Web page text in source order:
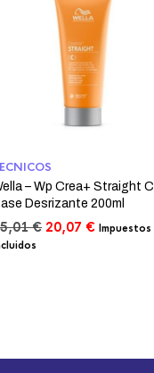
– Wp Crea+ Straight
Desrizante 200ml
€ El
20,07 €ElImpuestos